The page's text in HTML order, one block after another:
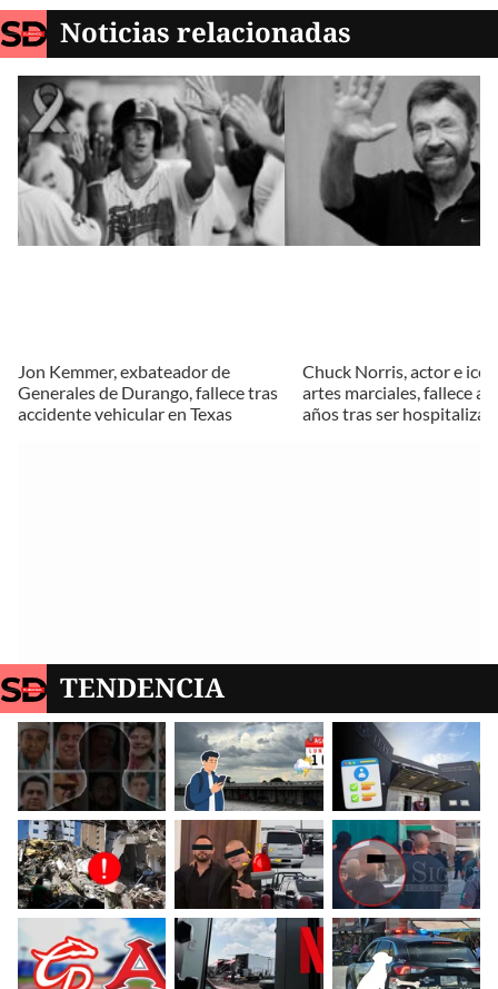
Noticias relacionadas
Jon Kemmer, exbateador de
Generales de Durango, fallece tras
accidente vehicular en Texas
Chuck Norris, actor e
artes marciales, fallece a
años tras ser
TENDENCIA